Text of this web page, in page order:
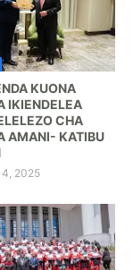
KUONA
IKIENDELEA
CHA
AMANI- KATIBU
2025